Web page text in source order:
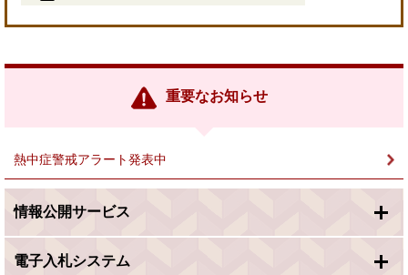
リ
重要なお知らせ
熱中症警戒アラート発表中
情報公開サービス
電子入札システム